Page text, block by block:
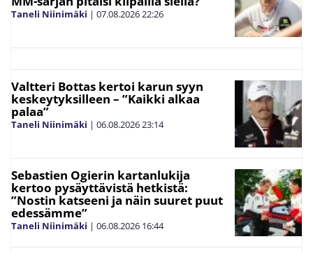
Taneli Niinimäki | 07.08.202622:26
Valtteri Bottas kertoi karun syyn
keskeytyksilleen – ”Kaikki alkaa
palaa”
Taneli Niinimäki | 06.08.202623:14
Sebastien Ogierin kartanlukija
kertoo pysäyttävistä hetkistä:
”Nostin katseeni ja näin suuret puut
edessämme”
Taneli Niinimäki | 06.08.2026 16:44